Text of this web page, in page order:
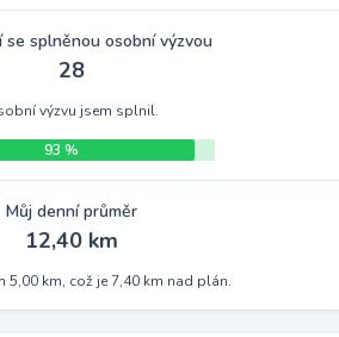
se splněnou osobní výzvou
28
výzvu jsem splnil.
93 %
Můj denní průměr
12,40 km
5,00 km, což je 7,40 km nad plán.